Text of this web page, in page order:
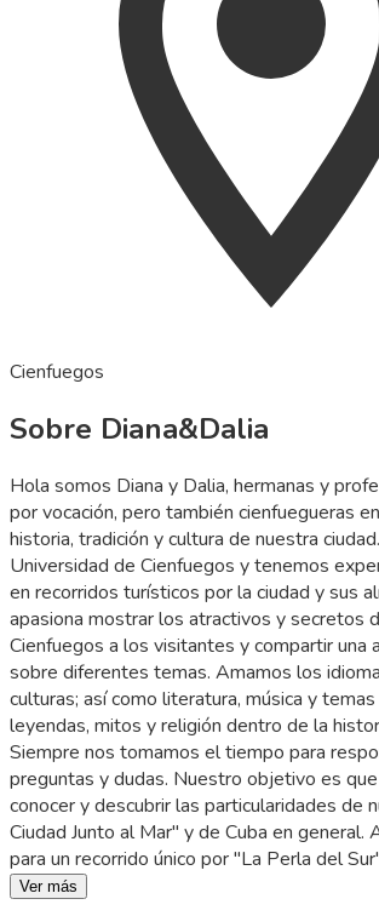
Cienfuegos
Sobre Diana&Dalia
Hola somos Diana y Dalia, hermanas y
por vocación, pero también cienfuegueras
historia, tradición y cultura de nuestra
Universidad de Cienfuegos y tenemos
en recorridos turísticos por la ciudad y sus
apasiona mostrar los atractivos y secretos
Cienfuegos a los visitantes y compartir una
sobre diferentes temas. Amamos los
culturas; así como literatura, música y
leyendas, mitos y religión dentro de la
Siempre nos tomamos el tiempo para
preguntas y dudas. Nuestro objetivo es
conocer y descubrir las particularidades de
Ciudad Junto al Mar" y de Cuba en general.
para un recorrido único por ″La Perla del
Ver más